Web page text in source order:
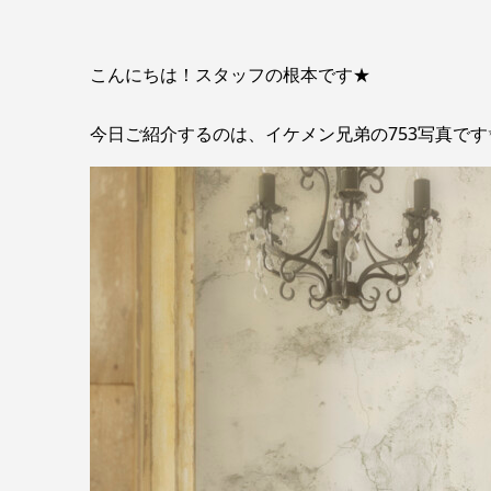
こんにちは！スタッフの根本です★
今日ご紹介するのは、イケメン兄弟の753写真です